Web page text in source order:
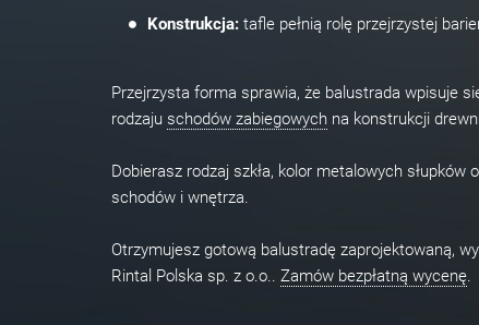
Konstrukcja: tafle pełnią rolę przejrzystej
Przejrzysta forma sprawia, że balustrada wpisuje
rodzaju schodów zabiegowych na konstrukcji
Dobierasz rodzaj szkła, kolor metalowych
schodów i wnętrza.
Otrzymujesz gotową balustradę zaprojektowaną,
Rintal Polska sp. z o.o.. Zamów bezpłatną wycenę.